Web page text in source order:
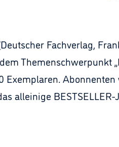
Fachverlag,
Themenschwerpunkt
alleinige